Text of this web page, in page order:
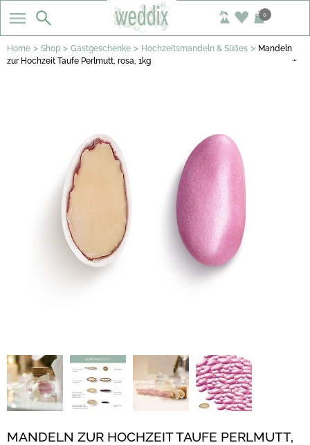
0
Home > Shop > Gastgeschenke > Hochzeitsmandeln & Süßes > Mandeln
zur Hochzeit Taufe Perlmutt, rosa, 1kg
…
MANDELN ZUR HOCHZEIT TAUFE PERLMUTT,